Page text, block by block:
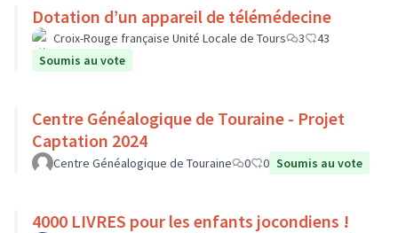
Dotation d’un appareil de télémédecine
Croix-Rouge française Unité Locale de Tours 3
43
Soumis au vote
Centre Généalogique de Touraine - Projet
Captation 2024
Centre Généalogique de Touraine 0 0 Soumis au vote
4000 LIVRES pour les enfants jocondiens !